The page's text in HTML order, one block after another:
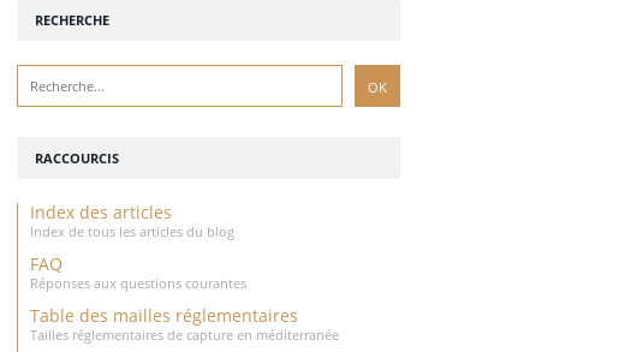
RECHERCHE
RACCOURCIS
Index des articles
Index de tous les articles du blog
FAQ
Réponses aux questions courantes
Table des mailles réglementaires
Tailles réglementaires de capture en méditerranée